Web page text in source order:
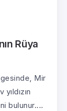
Rüya
Mir
bulunur....